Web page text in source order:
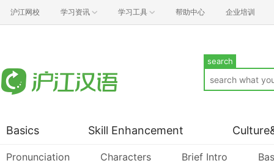
沪江网校 学习资讯 学习工具 帮助中心 企业培训
search
Basics
Pronunciation Characters Brief Intro
Skill Enhancement